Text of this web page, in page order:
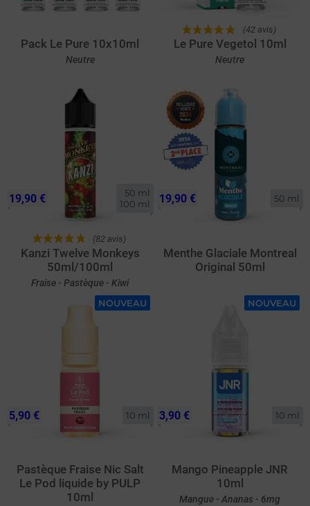
Pack Le Pure 10x10ml
Neutre
(42 avis)
Le Pure Vegetol 10ml
Neutre
50 ml
100 ml
(82 avis)
Kanzi Twelve Monkeys
50ml/100ml
Fraise - Pastèque - Kiwi
19,90 € 50 ml
Menthe Glaciale Montreal
Original 50ml
19,90 €
NOUVEAU
10 ml
Pastèque Fraise Nic Salt
Le Pod liquide by PULP
10ml
5,90 €
NOUVEAU
10 ml
Mango Pineapple JNR
10ml
Mangue - Ananas - 6mg
3,90 €